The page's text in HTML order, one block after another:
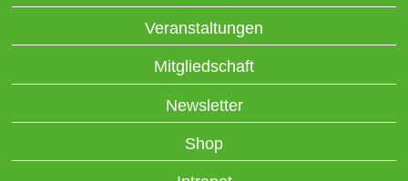
Veranstaltungen
Mitgliedschaft
Newsletter
Shop